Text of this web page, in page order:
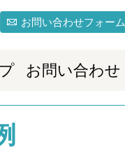
お問い合わせフォーム
お問い合わせ